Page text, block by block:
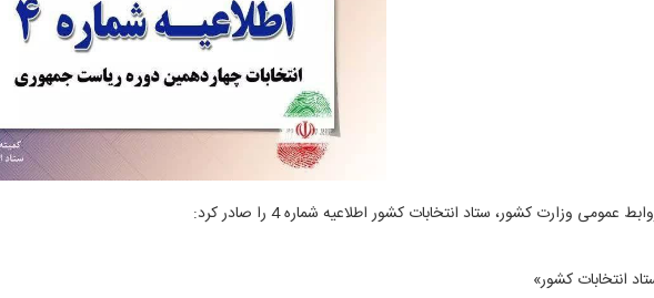
عمومی وزارت کشور، ستاد انتخابات کشور اطلاعیه شماره 4 را صادر کرد: